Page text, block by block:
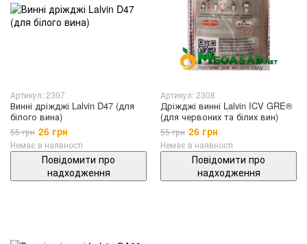
Артикул: 2307
Винні дріжджі Lalvin D47 (для
білого вина)
55 грн 26 грн
Немає в наявності
Повідомити про
надходження
Артикул: 2308
Дріжджі винні Lalvin ICV GRE®
(для червоних та білих вин)
55 грн 26 грн
Немає в наявності
Повідомити про
надходження